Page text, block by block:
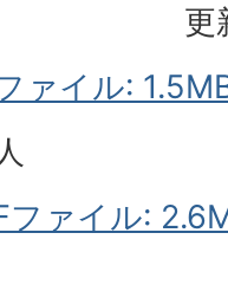
更
ァイル:
ファイル: